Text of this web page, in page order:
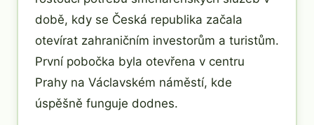
době, kdy se Česká republika začala
otevírat zahraničním investorům a turistům.
První pobočka byla otevřena v centru
Prahy na Václavském náměstí, kde
úspěšně funguje dodnes.